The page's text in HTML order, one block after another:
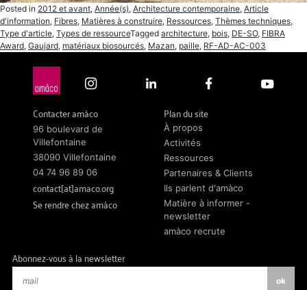
Posted in 2012 et avant, Année(s), Architecture contemporaine, Article
d'information, Fibres, Matières à construire, Ressources, Thèmes techniques,
Type d'article, Types de ressourceTagged architecture, bois, DE-SO, FIBRA
Award, Gaujard, matériaux biosourcés, Mazan, paille, RF-AD-AC-003
Contacter amàco
96 boulevard de
Villefontaine
38090 Villefontaine
04 74 96 89 06
contact[at]amaco.org
Se rendre chez amàco
Plan du site
À propos
Activités
Ressources
Partenaires & Clients
Ils parlent d'amàco
Matière à informer -
newsletter
amàco recrute
Abonnez-vous à la newsletter